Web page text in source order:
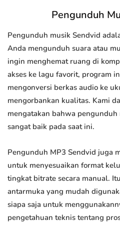
Pengunduh
Pengunduh musik Sendvid
Anda mengunduh suara atau
ingin menghemat ruang di
akses ke lagu favorit, program
mengonversi berkas audio ke
mengorbankan kualitas. Kami
mengatakan bahwa
sangat baik pada saat ini.
Pengunduh MP3 Sendvid juga
untuk menyesuaikan format
tingkat bitrate secara manual.
antarmuka yang mudah
siapa saja untuk
pengetahuan teknis tentang